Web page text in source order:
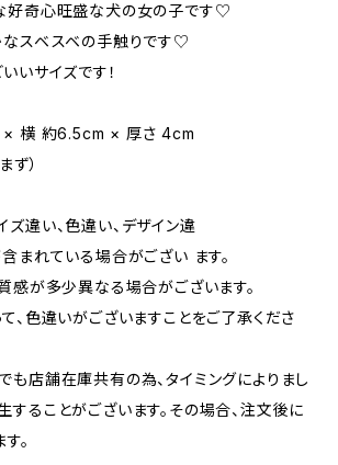
好奇心旺盛な犬の女の子です♡
なスベスベの手触りです♡
いサイズです！
× 横 約6.5cm × 厚さ 4cm
ず）
違い、色違い、デザイン違
まれている場合がござい ます。
感が多少異なる場合がございます。
、色違いがございますことをご了承くださ
店舗在庫共有の為、タイミングによりまし
ることがございます。その場合、注文後に
。